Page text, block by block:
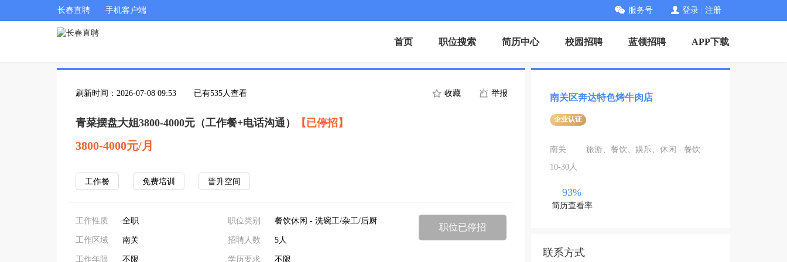
长春直聘 手机客户端 服务号 登录 注册
首页 职位搜索 简历中心 校园招聘 蓝领招聘 APP下载
刷新时间：2026-07-08 09:53 已有535人查看 收藏 举报
青菜摆盘大姐3800-4000元（工作餐+电话沟通） 【已停招】
3800-4000元/月
工作餐 免费培训 晋升空间
工作性质 全职
工作区域 南关
工作年限 不限
职位类别 餐饮休闲 - 洗碗工/杂工/后厨
招聘人数 5人
学历要求 不限
职位已停招
南关区奔达特色烤牛肉店
企业认证
南关
旅游、餐饮、娱乐、休闲 - 餐饮
10-30人
93%
简历查看率
联系方式